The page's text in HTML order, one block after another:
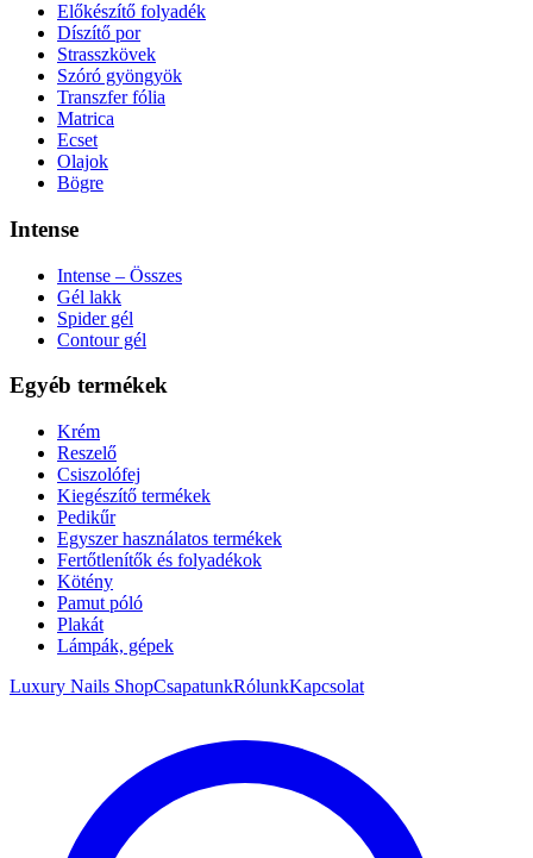
Előkészítő folyadék
Díszítő por
Strasszkövek
Szóró gyöngyök
Transzfer fólia
Matrica
Ecset
Olajok
Bögre
Intense
Intense – Összes
Gél lakk
Spider gél
Contour gél
Egyéb termékek
Krém
Reszelő
Csiszolófej
Kiegészítő termékek
Pedikűr
Egyszer használatos termékek
Fertőtlenítők és folyadékok
Kötény
Pamut póló
Plakát
Lámpák, gépek
Luxury Nails ShopCsapatunkRólunkKapcsolat